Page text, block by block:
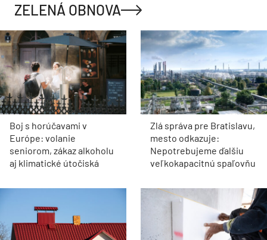
ZELENÁ OBNOVA
Boj s horúčavami v
Európe: volanie
seniorom, zákaz alkoholu
aj klimatické útočiská
Zlá správa pre Bratislavu,
mesto odkazuje:
Nepotrebujeme ďalšiu
veľkokapacitnú spaľovňu